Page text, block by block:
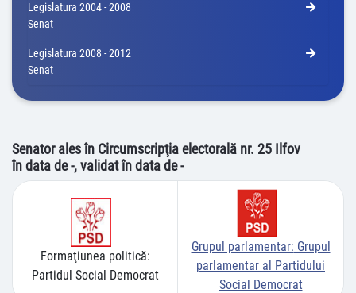
Legislatura 2004 - 2008
Senat
Legislatura 2008 - 2012
Senat
Senator ales în Circumscripţia electorală nr. 25 Ilfov
în data de -, validat în data de -
Formaţiunea politică:
Partidul Social Democrat
Grupul parlamentar: Grupul
parlamentar al Partidului
Social Democrat